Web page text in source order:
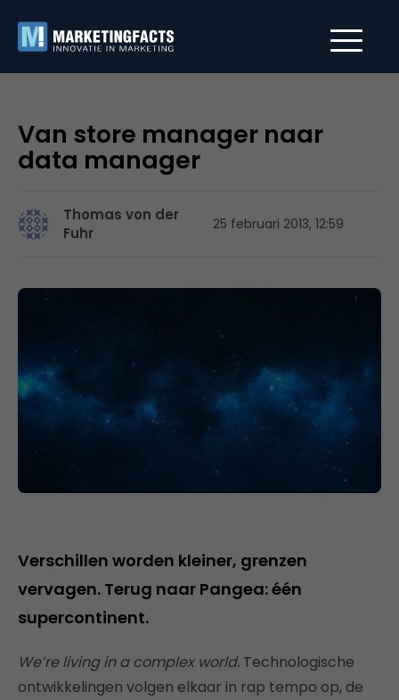
Van store manager naar
data manager
Thomas von der
Fuhr
25 februari 2013, 12:59
Verschillen worden kleiner, grenzen
vervagen. Terug naar Pangea: één
supercontinent.
We’re living in a complex world. Technologische
ontwikkelingen volgen elkaar in rap tempo op, de